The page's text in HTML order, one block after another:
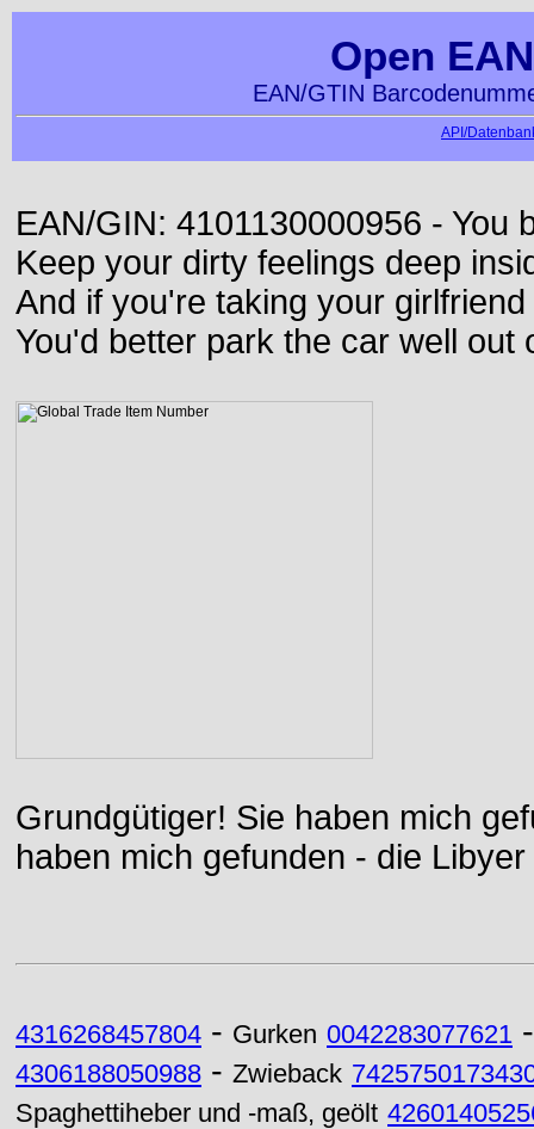
Open
EAN/GTIN
API/
EAN/GIN: 4101130000956 - You
Keep your dirty feelings deep
And if you're taking your
You'd better park the car well out
Grundgütiger! Sie haben mich
haben mich gefunden - die
4316268457804 - Gurken 0042283077621
4306188050988 - Zwieback
Spaghettiheber und -maß, geölt